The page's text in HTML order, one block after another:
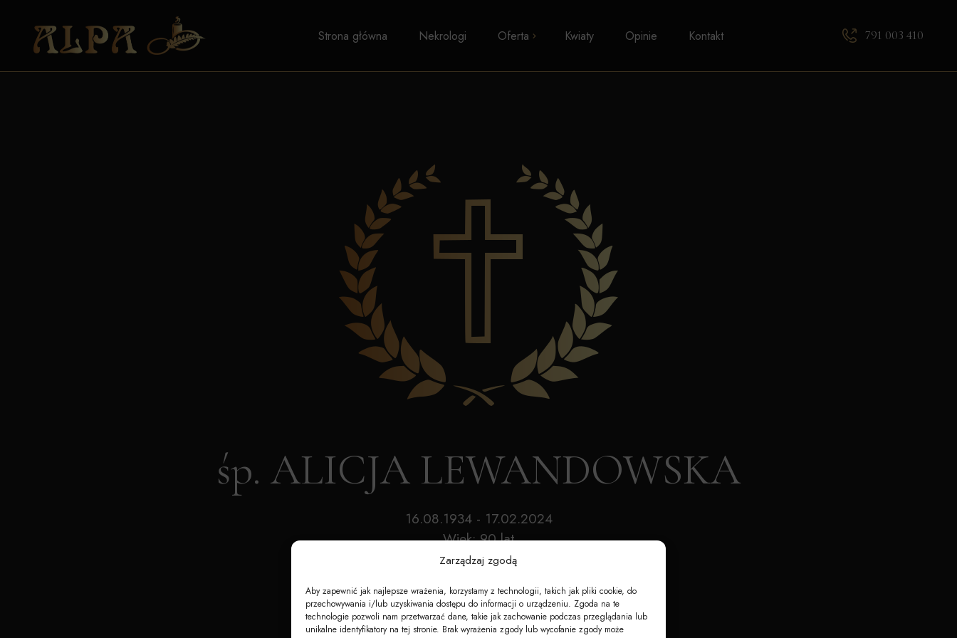
Zarządzaj zgodą
Aby zapewnić jak najlepsze wrażenia, korzystamy z technologii, takich jak pliki cookie, do
przechowywania i/lub uzyskiwania dostępu do informacji o urządzeniu. Zgoda na te
technologie pozwoli nam przetwarzać dane, takie jak zachowanie podczas przeglądania lub
unikalne identyfikatory na tej stronie. Brak wyrażenia zgody lub wycofanie zgody może
Strona główna Nekrologi Oferta
Pogrzeby wyznaniowe
e-Nekrologi
Kwiaty Opinie Kontakt 791 003 410
śp. ALICJA LEWANDOWSKA
16.08.1934 - 17.02.2024
Wiek: 90 lat